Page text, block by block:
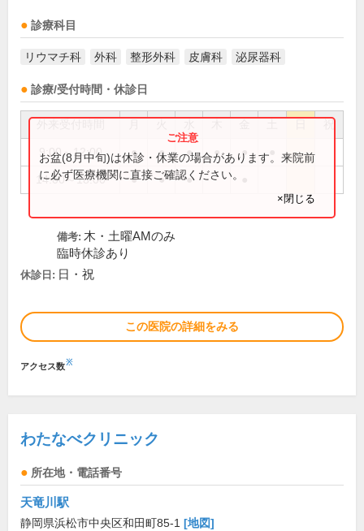
診療科目
リウマチ科 外科 整形外科 皮膚科 泌尿器科
診療/受付時間・休診日
祝
9:00～12:00 ● ● ● ● ●
14:00～18:00 ● ● ●
お盆(8月中旬)は休診・休業の場合があります。来院前
に必ず医療機関に直接ご確認ください。
×閉じる
備考: 木・土曜AMのみ
臨時休診あり
休診日: 日・祝
この医院の詳細をみる
アクセス数※
わたなべクリニック
所在地・電話番号
天竜川駅
静岡県浜松市中央区和田町85-1 [地図]